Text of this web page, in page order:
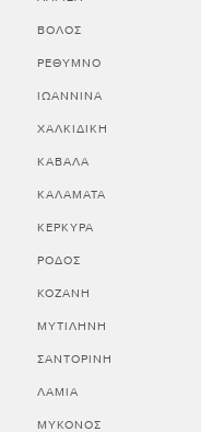
ΒΟΛΟΣ
ΡΕΘΥΜΝΟ
ΙΩΑΝΝΙΝΑ
ΧΑΛΚΙΔΙΚΗ
ΚΑΒΑΛΑ
ΚΑΛΑΜΑΤΑ
ΚΕΡΚΥΡΑ
ΡΟΔΟΣ
ΚΟΖΑΝΗ
ΜΥΤΙΛΗΝΗ
ΣΑΝΤΟΡΙΝΗ
ΛΑΜΙΑ
ΜΥΚΟΝΟΣ